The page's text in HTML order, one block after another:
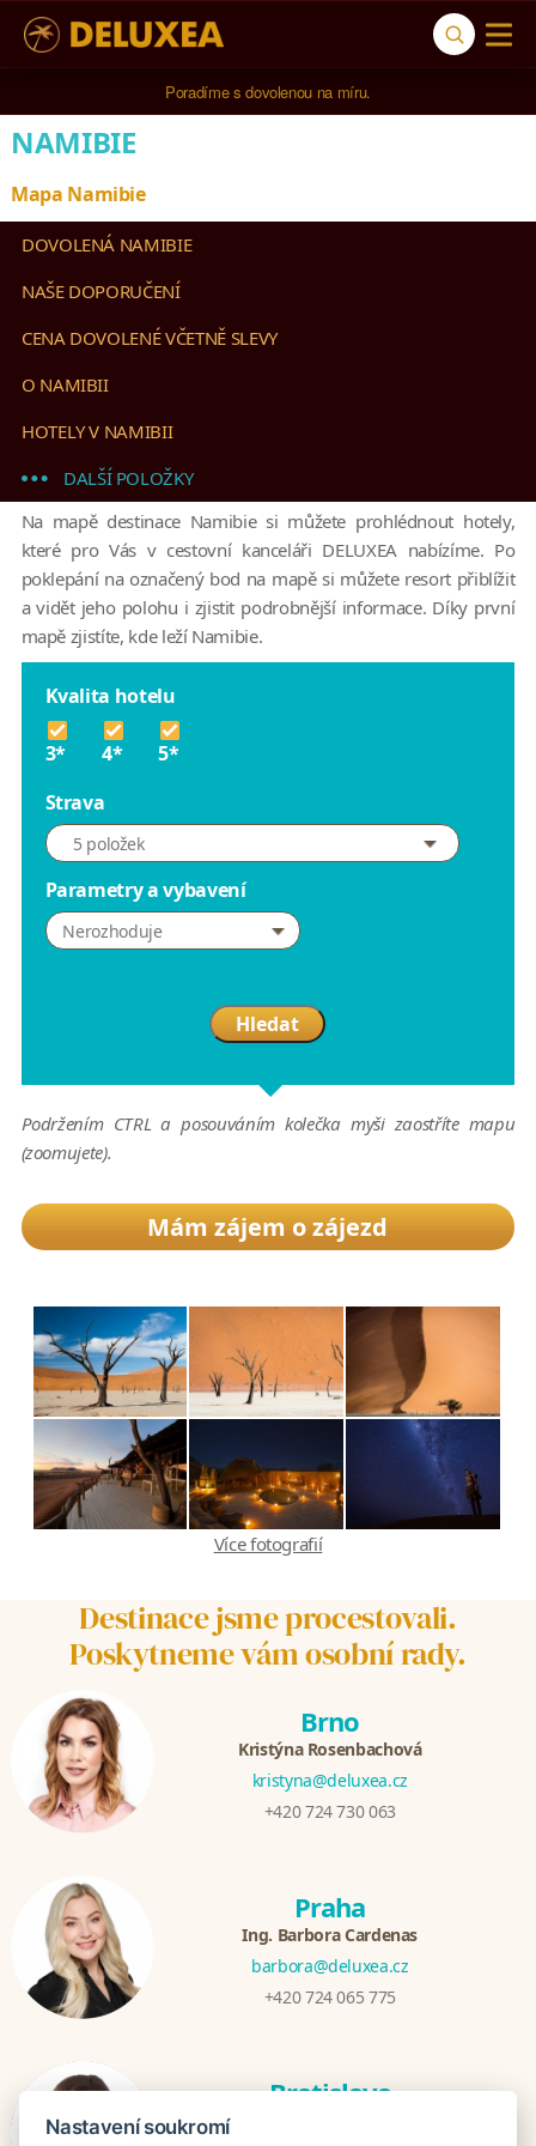
Poradíme s dovolenou na míru.
NAMIBIE
Mapa Namibie
DOVOLENÁ NAMIBIE
NAŠE DOPORUČENÍ
CENA DOVOLENÉ VČETNĚ SLEVY
O NAMIBII
HOTELY V NAMIBII
DALŠÍ POLOŽKY
Na mapě destinace Namibie si můžete prohlédnout hotely,
které pro Vás v cestovní kanceláři DELUXEA nabízíme. Po
poklepání na označený bod na mapě si můžete resort přiblížit
a vidět jeho polohu i zjistit podrobnější informace. Díky první
mapě zjistíte, kde leží Namibie.
Kvalita hotelu
3* 4*
5*
Strava
5 položek
Parametry a vybavení
Nerozhoduje
Hledat
Podržením CTRL a posouváním kolečka myši zaostříte mapu
(zoomujete).
Mám zájem o zájezd
Více fotografií
Destinace jsme procestovali.
Poskytneme vám osobní rady.
Brno
Kristýna Rosenbachová
kristyna@deluxea.cz
+420 724 730 063
Praha
Ing. Barbora Cardenas
barbora@deluxea.cz
+420 724 065 775
Bratislava
Nastavení soukromí